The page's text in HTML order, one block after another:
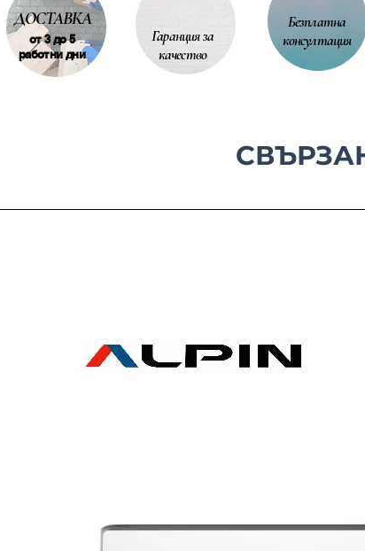
от 3 до 5
работни дни
ДОСТАВКА
Гаранция за
качество
Безплатна
консултация